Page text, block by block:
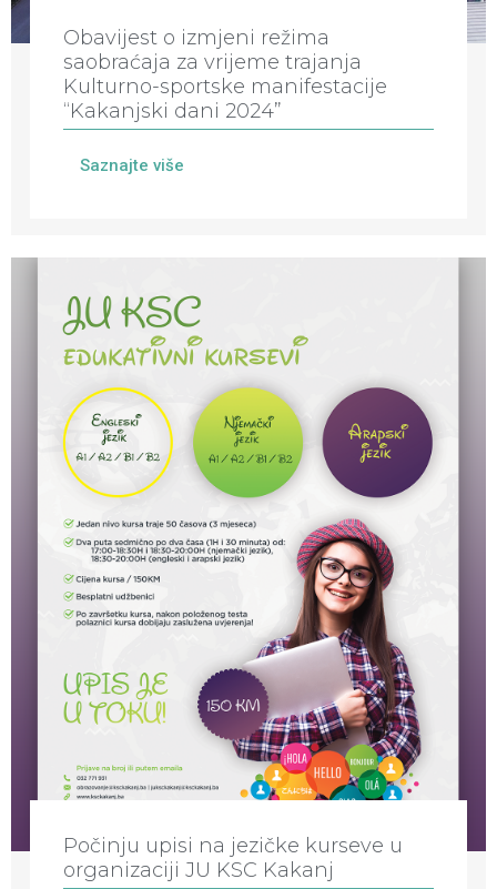
Obavijest o izmjeni režima
saobraćaja za vrijeme trajanja
Kulturno-sportske manifestacije
“Kakanjski dani 2024”
Saznajte više
Počinju upisi na jezičke kurseve u
organizaciji JU KSC Kakanj